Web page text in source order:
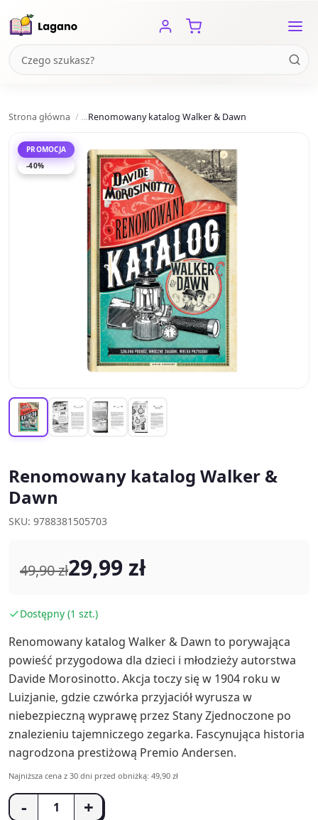
Strona główna Renomowany katalog Walker & Dawn
PROMOCJA
-40%
Renomowany katalog Walker &
Dawn
SKU: 9788381505703
49,90 zł29,99 zł
Dostępny (1 szt.)
Renomowany katalog Walker & Dawn to porywająca
powieść przygodowa dla dzieci i młodzieży autorstwa
Davide Morosinotto. Akcja toczy się w 1904 roku w
Luizjanie, gdzie czwórka przyjaciół wyrusza w
niebezpieczną wyprawę przez Stany Zjednoczone po
znalezieniu tajemniczego zegarka. Fascynująca historia
nagrodzona prestiżową Premio Andersen.
Najniższa cena z 30 dni przed obniżką: 49,90 zł
- +